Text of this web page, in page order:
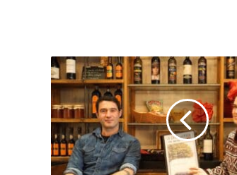
V
i
d
é
o
|
R
u